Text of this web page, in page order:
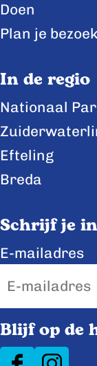
o
F
a
c
e
b
o
a
o
X
o
L
i
n
I
Doen
Plan je
In de regio
Nationaal
Efteling
Breda
Schrijf je
E-mailadres
Blijf op de